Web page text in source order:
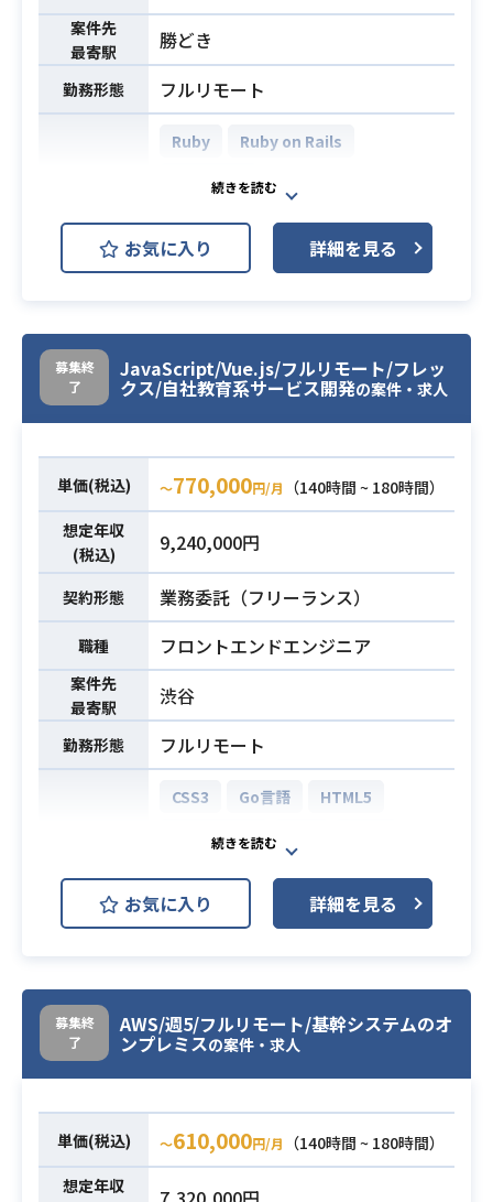
案件先
最寄駅
勝どき
勤務形態 フルリモート
開発環境
Ruby
Ruby on Rails
MongoDB
AWS RDS (Amazon RDS)
CircleCI
Elasticsearch
を展開している企業にて、
入札情報サービスの機能開発/保守開
・入札案件情報の検索、登録を行うA
PIの開発
・機能開発、保守開発(フロントエン
ドを含む)
必須スキル
・Webシステム/サービス開発経験3
年以上
・基本設計経験1年以上
・Ruby on Rails を使った開発経験2
年以上（サーバーサイド、フロント
エンド）
・Rspecなどを使ったテストコード
を書いた経験
・Gitを使った開発経験
・検索処理等のパフォーマンスチュ
・API の開発経験
お気に入り 詳細を見る
募集終
了
JavaScript/Vue.js/フルリモート/フレッ
クス/自社教育系サービス開発の案件・求人
単価(税込) 〜770,000円/月
（140時間 ~ 180時間）
想定年収
(税込)
9,240,000円
契約形態 業務委託（フリーランス）
職種 フロントエンドエンジニア
案件先
最寄駅
渋谷
勤務形態 フルリモート
開発環境
CSS3 Go言語
HTML5
JavaScript
Backbone.js
CodeIgniter
Laravel
Ruby on Rails
Vue.js
AWS RDS (Amazon RDS)
CircleCI
Docker
GitHub
自社教育系サービスにおけるフロン
トエンドの開発全般をお願いしま
お気に入り 詳細を見る
募集終
了
AWS/週5/フルリモート/基幹システムのオ
ンプレミスの案件・求人
単価(税込) 〜610,000円/月
（140時間 ~ 180時間）
想定年収